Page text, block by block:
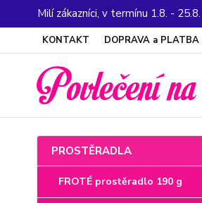
Milí zákazníci, v termínu 1.8. -
KONTAKT DOPRAVA a PLATBA
PROSTĚRADLA
FROTÉ prostěradlo 190 g